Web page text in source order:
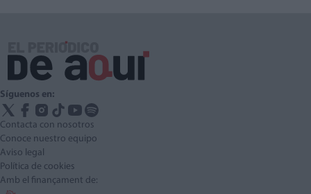
Síguenos en:
Contacta con nosotros
Conoce nuestro equipo
Aviso legal
Política de cookies
Amb el finançament de: